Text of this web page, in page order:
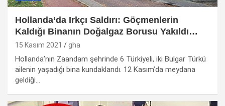
Hollanda’da Irkçı Saldırı: Göçmenlerin
Kaldığı Binanın Doğalgaz Borusu Yakıldı…
15 Kasım 2021 gha
Hollanda’nın Zaandam şehrinde 6 Türkiyeli, iki Bulgar Türkü
ailenin yaşadığı bina kundaklandı. 12 Kasım’da meydana
geldiği…